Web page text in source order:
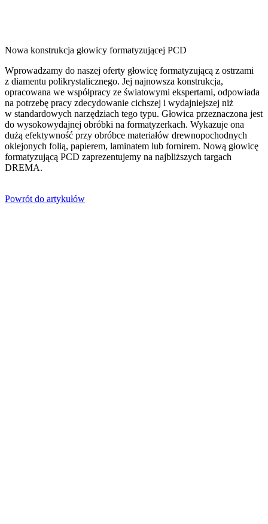
Nowa konstrukcja głowicy formatyzującej PCD
Wprowadzamy do naszej oferty głowicę formatyzującą z ostrzami
z diamentu polikrystalicznego. Jej najnowsza konstrukcja,
opracowana we współpracy ze światowymi ekspertami, odpowiada
na potrzebę pracy zdecydowanie cichszej i wydajniejszej niż
w standardowych narzędziach tego typu. Głowica przeznaczona jest
do wysokowydajnej obróbki na formatyzerkach. Wykazuje ona
dużą efektywność przy obróbce materiałów drewnopochodnych
oklejonych folią, papierem, laminatem lub fornirem. Nową głowicę
formatyzującą PCD zaprezentujemy na najbliższych targach
DREMA.
Powrót do artykułów